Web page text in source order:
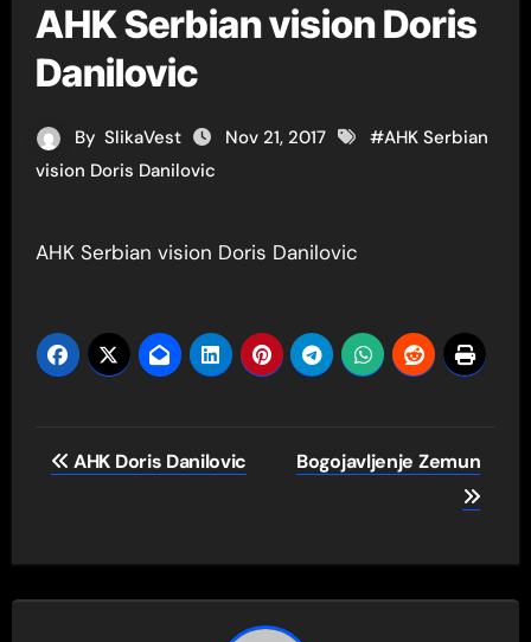
AHK Serbian vision Doris
Danilovic
By SlikaVest Nov 21, 2017 #AHK Serbian
vision Doris Danilovic
AHK Serbian vision Doris Danilovic
AHK Doris Danilovic Bogojavljenje Zemun